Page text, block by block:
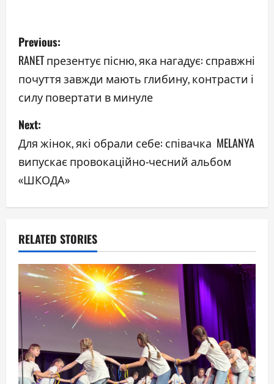
P
o
s
n
a
v
i
g
a
t
i
o
n
Previous:
RANET презентує пісню, яка нагадує: справжні
почуття завжди мають глибину, контрасти і
силу повертати в минуле
Next:
Для жінок, які обрали себе: співачка MELANYA
випускає провокаційно-чесний альбом
«ШКОДА»
RELATED STORIES